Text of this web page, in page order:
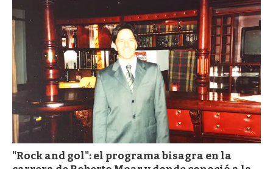
"Rock and gol": el programa bisagra en la